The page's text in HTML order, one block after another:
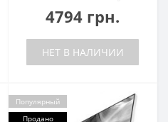
4794 грн.
НЕТ В НАЛИЧИИ
Популярный
Продано